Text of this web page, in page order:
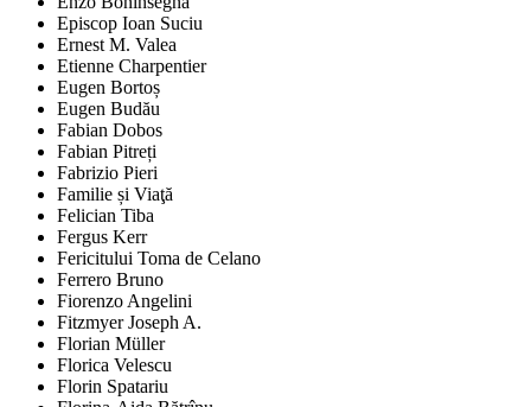
Episcop Ioan Suciu
Ernest M. Valea
Etienne Charpentier
Eugen Bortoș
Eugen Budău
Fabian Dobos
Fabian Pitreți
Fabrizio Pieri
Familie și Viaţă
Felician Tiba
Fergus Kerr
Fericitului Toma de Celano
Ferrero Bruno
Fiorenzo Angelini
Fitzmyer Joseph A.
Florian Müller
Florica Velescu
Florin Spatariu